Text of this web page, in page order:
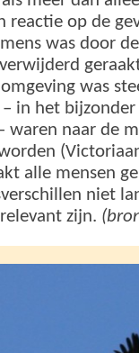
reactie op de
was door
was
in het
waren naar de
alle mensen
niet
zijn.